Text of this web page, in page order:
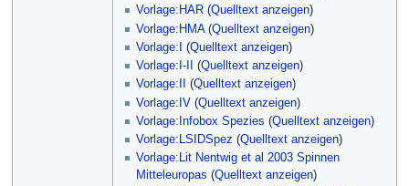
Vorlage:HAR (Quelltext anzeigen)
Vorlage:HMA(Quelltext anzeigen)
Vorlage:I
(Quelltext anzeigen)
Vorlage:I-II
(Quelltext anzeigen)
Vorlage:II
(Quelltext anzeigen)
Vorlage:IV (Quelltext anzeigen)
Vorlage:Infobox Spezies (Quelltext anzeigen)
Vorlage:LSIDSpez (Quelltext anzeigen)
Vorlage:Lit Nentwig et al 2003 Spinnen
Mitteleuropas (Quelltext anzeigen)